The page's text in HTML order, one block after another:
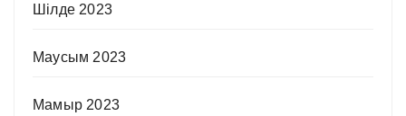
Шілде 2023
Маусым 2023
Мамыр 2023